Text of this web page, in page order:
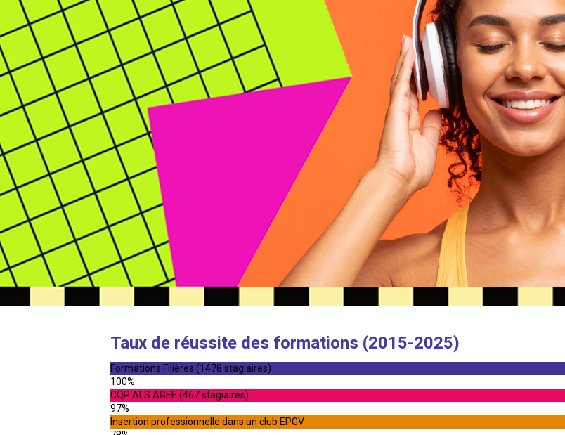
Taux de réussite des formations (2015-2025)
Formations Filières (1478 stagiaires)
100%
CQP ALS AGEE (467 stagiaires)
97%
Insertion professionnelle dans un club EPGV